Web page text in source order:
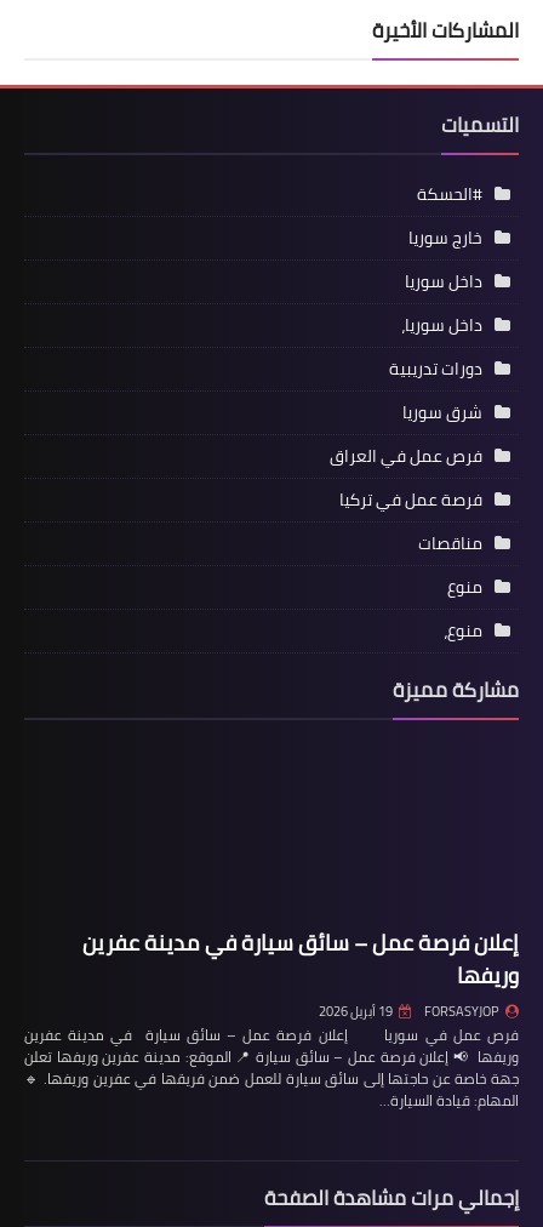
المشاركات الأخيرة
التسميات
#الحسكة
خارج سوريا
داخل سوريا
داخل سوريا،
دورات تدريبية
شرق سوريا
فرص عمل في العراق
فرصة عمل في تركيا
مناقصات
منوع
منوع،
مشاركة مميزة
إعلان فرصة عمل – سائق سيارة في مدينة عفرين
وريفها
FORSASYJOP 19 أبريل 2026
فرص عمل في سوريا إعلان فرصة عمل – سائق سيارة في مدينة عفرين
وريفها 📢 إعلان فرصة عمل – سائق سيارة 📍 الموقع: مدينة عفرين وريفها تعلن
جهة خاصة عن حاجتها إلى سائق سيارة للعمل ضمن فريقها في عفرين وريفها. 🔹
المهام: قيادة السيارة…
إجمالي مرات مشاهدة الصفحة